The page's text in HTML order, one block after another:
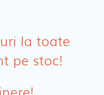
la toate
pe stoc!